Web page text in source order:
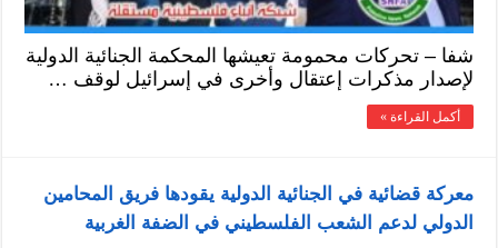
شفا – تحركات محمومة تعيشها المحكمة الجنائية الدولية
لإصدار مذكرات إعتقال وأخرى في إسرائيل لوقف …
أكمل القراءة »
معركة قضائية في الجنائية الدولية يقودها فريق المحامين
الدولي لدعم الشعب الفلسطيني في الضفة الغربية